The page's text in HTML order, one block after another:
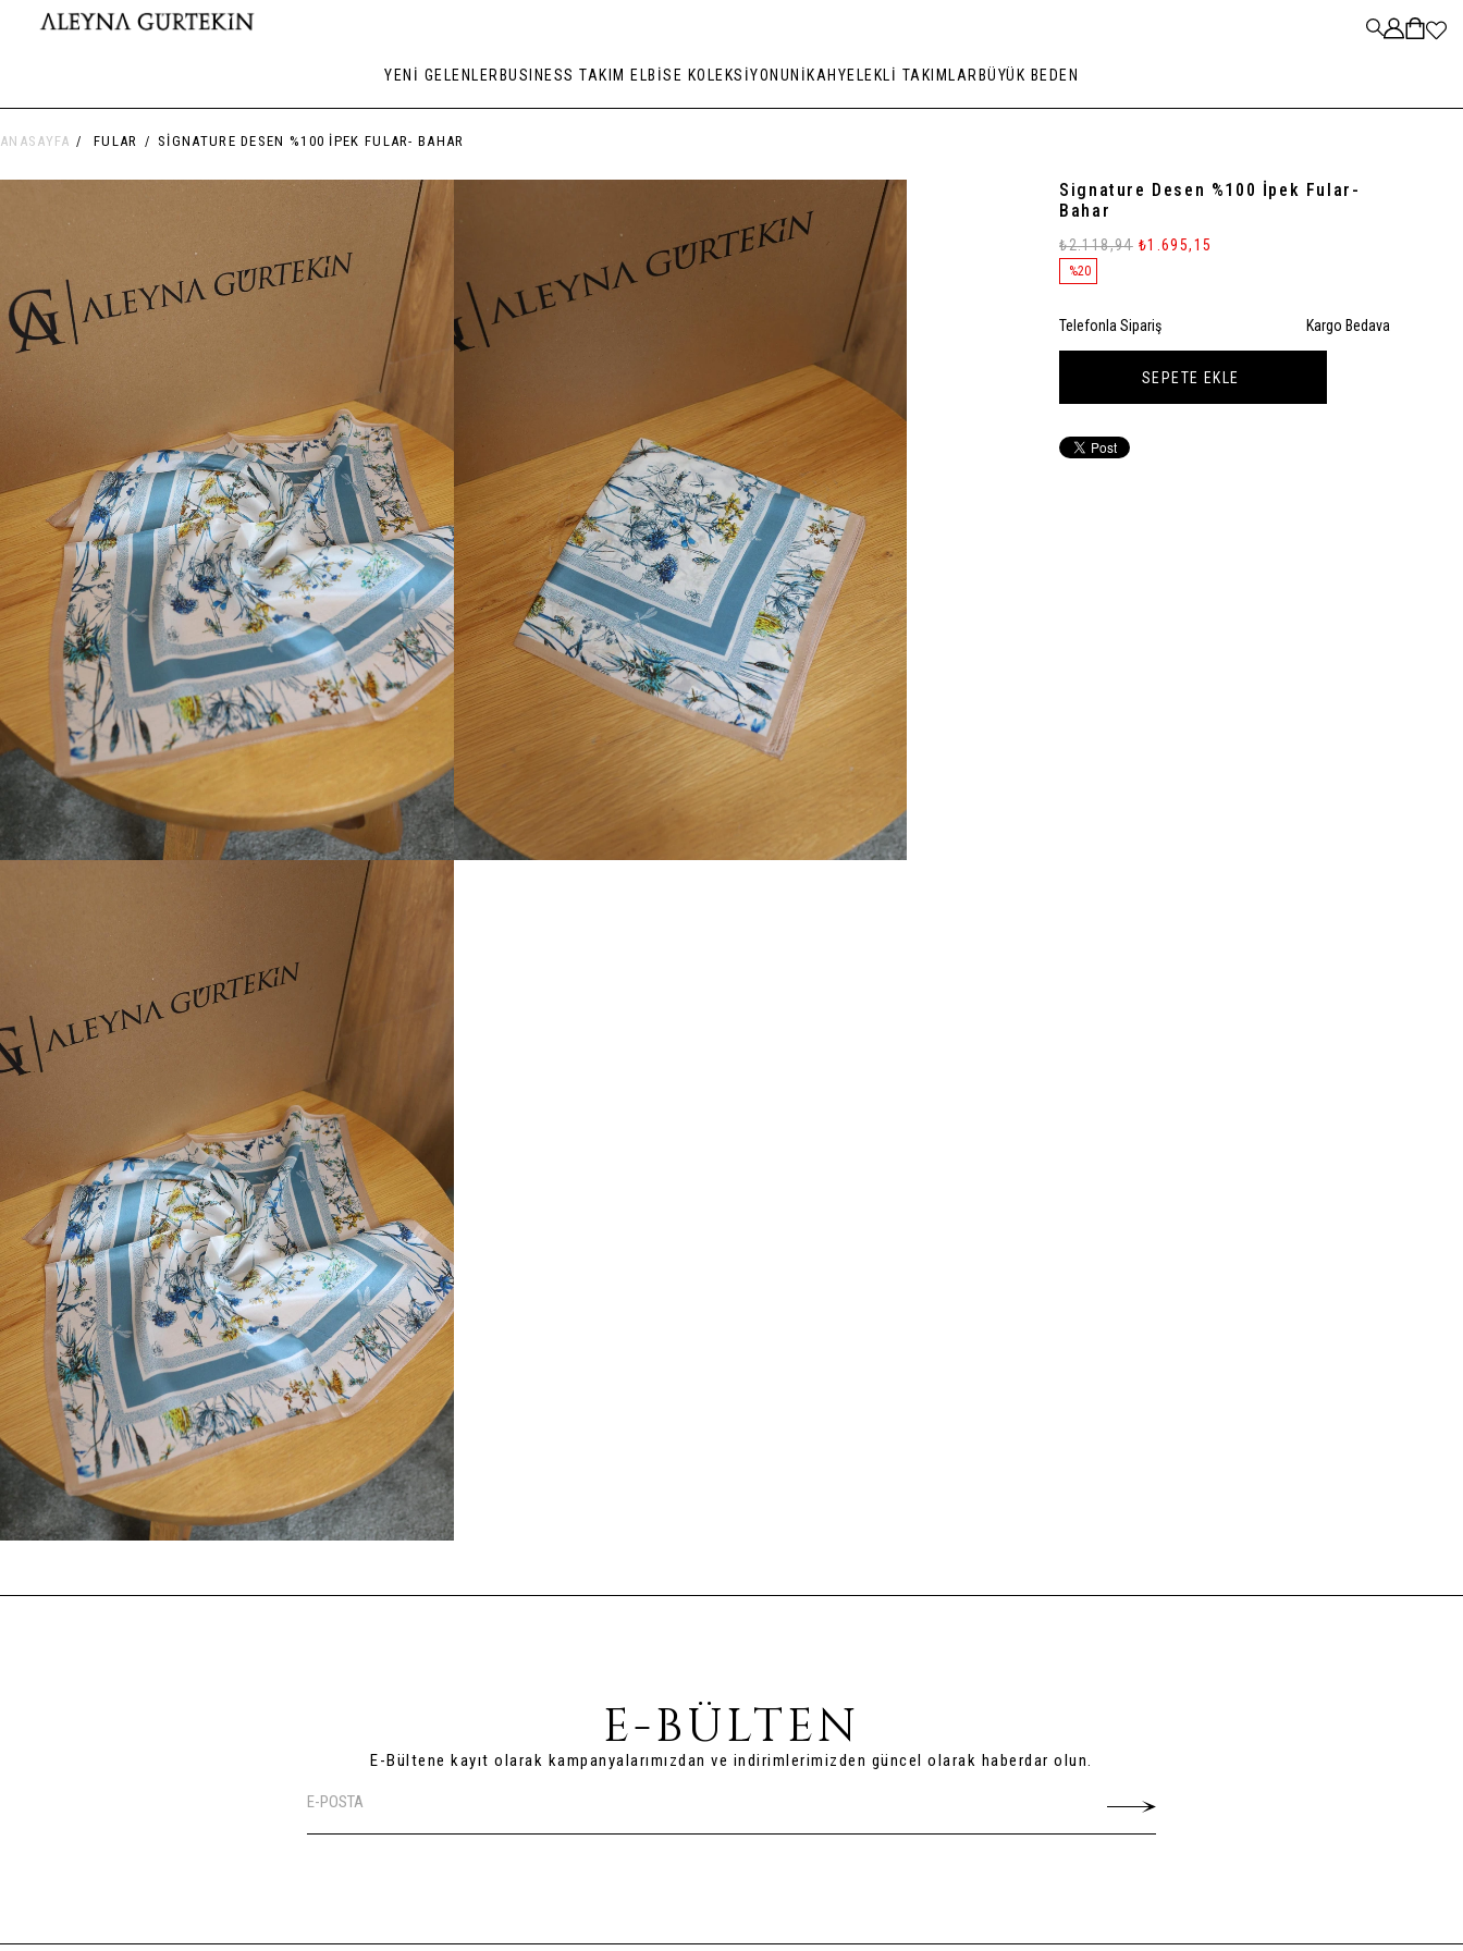
YENİ GELENLER BUSINESS TAKIM ELBİSE KOLEKSİYONU NİKAH YELEKLİ TAKIMLAR BÜYÜK BEDEN
ANASAYFA FULAR SIGNATURE DESEN %100 İPEK FULAR- BAHAR
Signature Desen %100 İpek Fular-
Bahar
%20
₺2.118,94 ₺1.695,15
Telefonla Sipariş Kargo Bedava
E-BÜLTEN
E-Bültene kayıt olarak kampanyalarımızdan ve indirimlerimizden güncel olarak haberdar olun.